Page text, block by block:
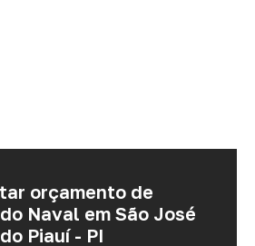
orçamento de
Naval em São José
do Piauí - PI